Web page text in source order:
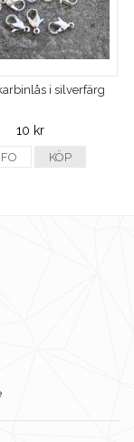
i silverfärg
10 kr
KÖP